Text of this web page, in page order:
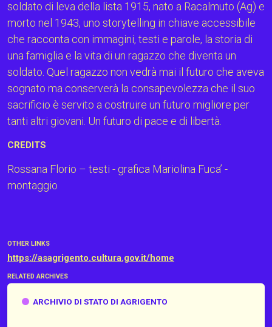
OTHER LINKS
https://asagrigento.cultura.gov.it/home
RELATED ARCHIVES
ARCHIVIO DI STATO DI AGRIGENTO
Archivio di Stato di Agrigento
soldato di leva della lista 1915, nato a Racalmuto (Ag) e
morto nel 1943, uno storytelling in chiave accessibile
che racconta con immagini, testi e parole, la storia di
una famiglia e la vita di un ragazzo che diventa un
soldato. Quel ragazzo non vedrà mai il futuro che aveva
sognato ma conserverà la consapevolezza che il suo
sacrificio è servito a costruire un futuro migliore per
tanti altri giovani. Un futuro di pace e di libertà.
CREDITS
Rossana Florio – testi - grafica Mariolina Fuca’ -
montaggio